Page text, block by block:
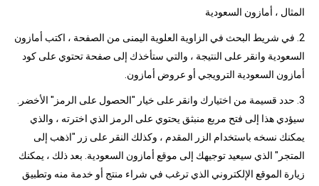
المثال ، أمازون السعودية
2. في شريط البحث في الزاوية العلوية اليمنى من الصفحة ، اكتب أمازون
السعودية وانقر على النتيجة ، والتي ستأخذك إلى صفحة تحتوي على كود
أمازون السعودية الترويجي أو عروض أمازون.
3. حدد قسيمة من اختيارك وانقر على خيار "الحصول على الرمز" الأخضر.
سيؤدي هذا إلى فتح مربع منبثق يحتوي على الرمز الذي اخترته ، والذي
يمكنك نسخه باستخدام الزر المقدم ، وكذلك النقر على زر "اذهب إلى
المتجر" الذي سيعيد توجيهك إلى موقع أمازون السعودية. بعد ذلك ، يمكنك
زيارة الموقع الإلكتروني الذي ترغب في شراء منتج أو خدمة منه وتطبيق